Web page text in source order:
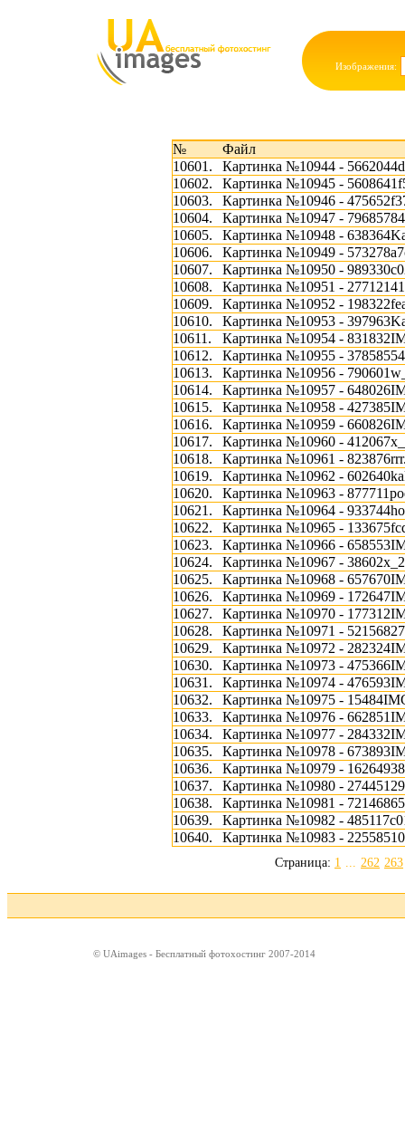
Изображения:
№
Файл
10601.
Картинка №10944 -
10602.
Картинка №10945 -
10603.
Картинка №10946 -
10604.
Картинка №10947 -
10605.
Картинка №10948 -
10606.
Картинка №10949 -
10607.
Картинка №10950 -
10608.
Картинка №10951 -
10609.
Картинка №10952 -
10610.
Картинка №10953 -
10611.
Картинка №10954 -
10612.
Картинка №10955 -
10613.
Картинка №10956 -
10614.
Картинка №10957 -
10615.
Картинка №10958 -
10616.
Картинка №10959 -
10617.
Картинка №10960 -
10618.
Картинка №10961 -
10619.
Картинка №10962 -
10620.
Картинка №10963 -
10621.
Картинка №10964 -
10622.
Картинка №10965 -
10623.
Картинка №10966 -
10624.
Картинка №10967 -
10625.
Картинка №10968 -
10626.
Картинка №10969 -
10627.
Картинка №10970 -
10628.
Картинка №10971 -
10629.
Картинка №10972 -
10630.
Картинка №10973 -
10631.
Картинка №10974 -
10632.
Картинка №10975 -
10633.
Картинка №10976 -
10634.
Картинка №10977 -
10635.
Картинка №10978 -
10636.
Картинка №10979 -
10637.
Картинка №10980 -
10638.
Картинка №10981 -
10639.
Картинка №10982 -
10640.
Картинка №10983 -
Страница: 1 ... 262 263
© UAimages - Бесплатный фотохостинг 2007-2014